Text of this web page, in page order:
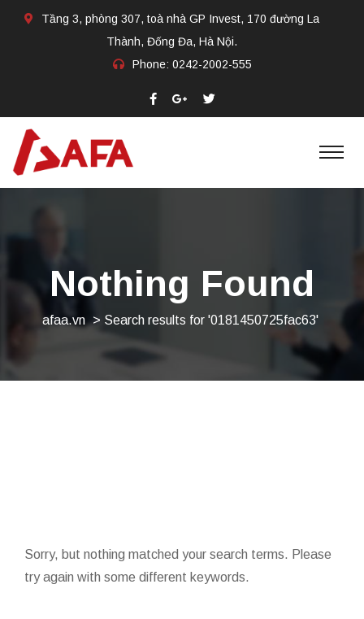
Tầng 3, phòng 307, toà nhà GP Invest, 170 đường La
Thành, Đống Đa, Hà Nội.
Phone: 0242-2002-555​
Nothing Found
afaa.vn > Search results for '0181450725fac63'
Sorry, but nothing matched your search terms. Please
try again with some different keywords.